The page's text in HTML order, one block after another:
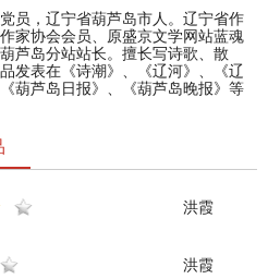
员，辽宁省葫芦岛市人。辽宁省作
家协会会员、原盛京文学网站蓝魂
芦岛分站站长。擅长写诗歌、散
发表在《诗潮》、《辽河》、《辽
葫芦岛日报》、《葫芦岛晚报》等
洪霞
洪霞